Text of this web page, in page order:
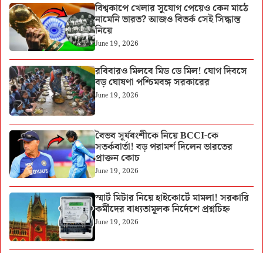
বিশ্বকাপে খেলার সুযোগ পেয়েও কেন মাঠে
নামেনি ভারত? আজও বিতর্ক সেই সিদ্ধান্ত
নিয়ে
June 19, 2026
রবিবারও মিলবে মিড ডে মিল! যোগ দিবসে
বড় ঘোষণা পশ্চিমবঙ্গ সরকারের
June 19, 2026
বৈভব সূর্যবংশীকে নিয়ে BCCI-কে
সতর্কবার্তা! বড় পরামর্শ দিলেন ভারতের
প্রাক্তন কোচ
June 19, 2026
স্মার্ট মিটার নিয়ে হাইকোর্টে মামলা! সরকারি
কর্মীদের বাধ্যতামূলক নির্দেশে প্রশ্নচিহ্ন
June 19, 2026